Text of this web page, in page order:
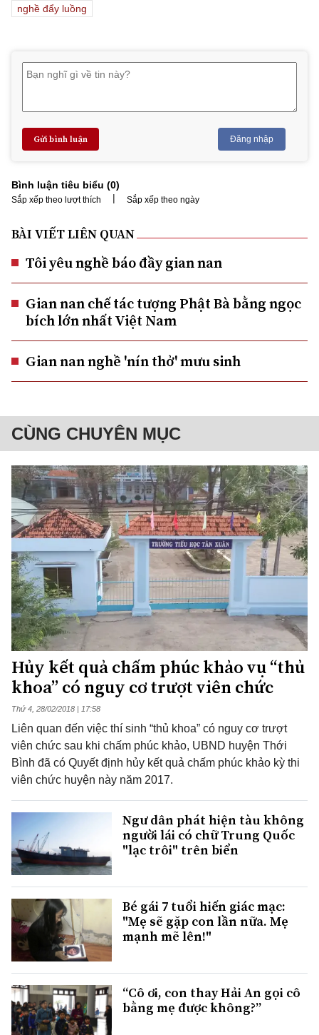
nghề đẩy luồng
Gửi bình luận Đăng nhập
Bình luận tiêu biểu (0)
Sắp xếp theo lượt thích | Sắp xếp theo ngày
BÀI VIẾT LIÊN QUAN
Tôi yêu nghề báo đầy gian nan
Gian nan chế tác tượng Phật Bà bằng ngọc
bích lớn nhất Việt Nam
Gian nan nghề 'nín thở' mưu sinh
CÙNG CHUYÊN MỤC
Hủy kết quả chấm phúc khảo vụ “thủ
khoa” có nguy cơ trượt viên chức
Thứ 4, 28/02/2018 | 17:58
Liên quan đến việc thí sinh “thủ khoa” có nguy cơ trượt
viên chức sau khi chấm phúc khảo, UBND huyện Thới
Bình đã có Quyết định hủy kết quả chấm phúc khảo kỳ thi
viên chức huyện này năm 2017.
Ngư dân phát hiện tàu không
người lái có chữ Trung Quốc
"lạc trôi" trên biển
Bé gái 7 tuổi hiến giác mạc:
"Mẹ sẽ gặp con lần nữa. Mẹ
mạnh mẽ lên!"
“Cô ơi, con thay Hải An gọi cô
bằng mẹ được không?”